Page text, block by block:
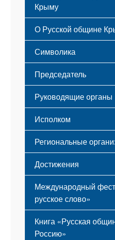
Крыму
Русский Крым
О Русской общине
Этапы становления
Принципы
Структура
Мероприятия
Символика
Флаг
Герб
Гимн
Председатель
Руководящие органы
Исполком
Региональные
Достижения
Международный
русское слово»
Книга «Русская
Россию»